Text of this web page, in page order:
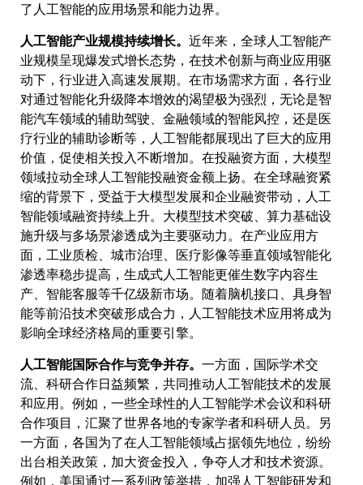
了人工智能的应用场景和能力边界。
人工智能产业规模持续增长。 近年来，全球人工智能产
业规模呈现爆发式增长态势，在技术创新与商业应用驱
动下，行业进入高速发展期。在市场需求方面，各行业
对通过智能化升级降本增效的渴望极为强烈，无论是智
能汽车领域的辅助驾驶、金融领域的智能风控，还是医
疗行业的辅助诊断等，人工智能都展现出了巨大的应用
价值，促使相关投入不断增加。在投融资方面，大模型
领域拉动全球人工智能投融资金额上扬。在全球融资紧
缩的背景下，受益于大模型发展和企业融资带动，人工
智能领域融资持续上升。大模型技术突破、算力基础设
施升级与多场景渗透成为主要驱动力。在产业应用方
面，工业质检、城市治理、医疗影像等垂直领域智能化
渗透率稳步提高，生成式人工智能更催生数字内容生
产、智能客服等千亿级新市场。随着脑机接口、具身智
能等前沿技术突破形成合力，人工智能技术应用将成为
影响全球经济格局的重要引擎。
人工智能国际合作与竞争并存。 一方面，国际学术交
流、科研合作日益频繁，共同推动人工智能技术的发展
和应用。例如，一些全球性的人工智能学术会议和科研
合作项目，汇聚了世界各地的专家学者和科研人员。另
一方面，各国为了在人工智能领域占据领先地位，纷纷
出台相关政策，加大资金投入，争夺人才和技术资源。
例如，美国通过一系列政策举措，加强人工智能研发和